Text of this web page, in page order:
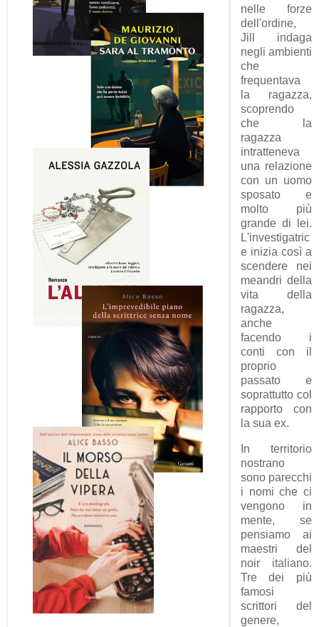
nelle forze
dell'ordine,
Jill indaga
negli ambienti
che
frequentava
la ragazza,
scoprendo
che la
ragazza
intratteneva
una relazione
con un uomo
sposato e
molto più
grande di lei.
L'investigatric
e inizia così a
scendere nei
meandri della
vita della
ragazza,
anche
facendo i
conti con il
proprio
passato e
soprattutto col
rapporto con
la sua ex.
In territorio
nostrano
sono parecchi
i nomi che ci
vengono in
mente, se
pensiamo ai
maestri del
noir italiano.
Tre dei più
famosi
scrittori del
genere,